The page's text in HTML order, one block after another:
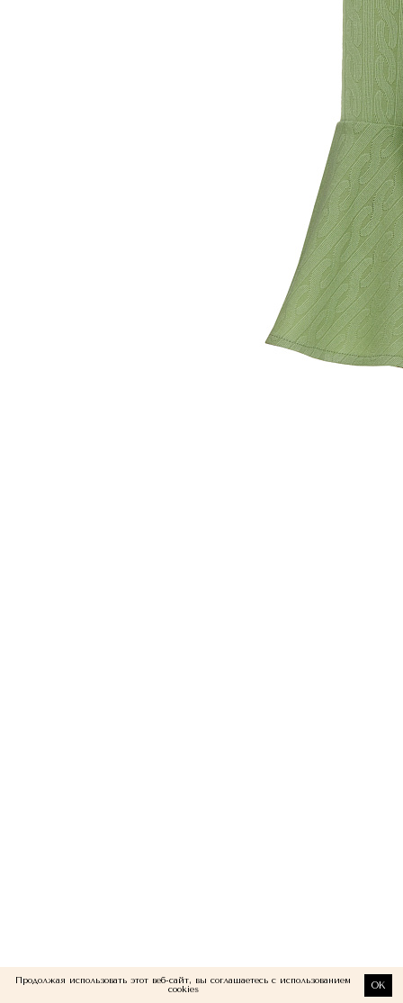
Продолжая использовать этот веб-сайт, вы соглашаетесь с использованием
cookies
OK